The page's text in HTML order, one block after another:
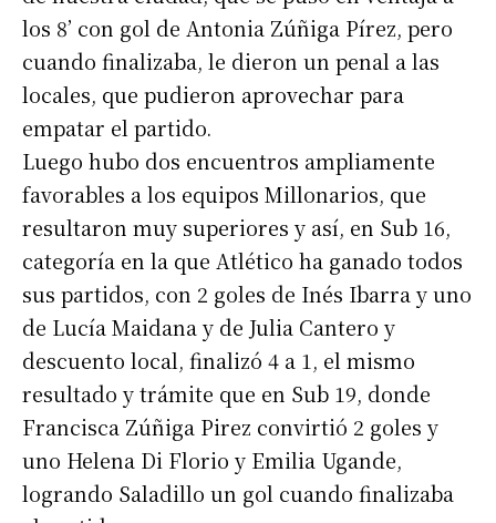
los 8’ con gol de Antonia Zúñiga Pírez, pero
cuando finalizaba, le dieron un penal a las
locales, que pudieron aprovechar para
empatar el partido.
Luego hubo dos encuentros ampliamente
favorables a los equipos Millonarios, que
resultaron muy superiores y así, en Sub 16,
categoría en la que Atlético ha ganado todos
sus partidos, con 2 goles de Inés Ibarra y uno
de Lucía Maidana y de Julia Cantero y
descuento local, finalizó 4 a 1, el mismo
resultado y trámite que en Sub 19, donde
Francisca Zúñiga Pirez convirtió 2 goles y
uno Helena Di Florio y Emilia Ugande,
logrando Saladillo un gol cuando finalizaba